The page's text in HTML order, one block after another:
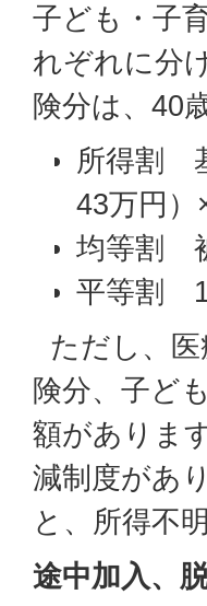
子ども・子
れぞれに分
険分は、40
所得割
43万円）
均等割
平等割 1
ただし、医
険分、子ど
額がありま
減制度があ
と、所得不
途中加入、